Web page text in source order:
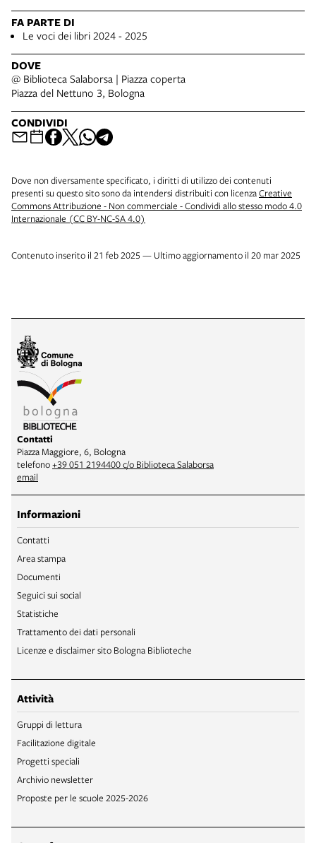
FA PARTE DI
Le voci dei libri 2024 - 2025
DOVE
@ Biblioteca Salaborsa | Piazza coperta
Piazza del Nettuno 3, Bologna
CONDIVIDI
Dove non diversamente specificato, i diritti di utilizzo dei contenuti
presenti su questo sito sono da intendersi distribuiti con licenzaCreative
Commons Attribuzione - Non commerciale - Condividi allo stesso modo 4.0
Internazionale (CC BY-NC-SA 4.0)
Contenuto inserito il 21 feb 2025 — Ultimo aggiornamento il 20 mar 2025
Contatti
Piazza Maggiore, 6, Bologna
telefono+39 051 2194400 c/o Biblioteca Salaborsa
email
Informazioni
Contatti
Area stampa
Documenti
Seguici sui social
Statistiche
Trattamento dei dati personali
Licenze e disclaimer sito Bologna Biblioteche
Attività
Gruppi di lettura
Facilitazione digitale
Progetti speciali
Archivio newsletter
Proposte per le scuole 2025-2026